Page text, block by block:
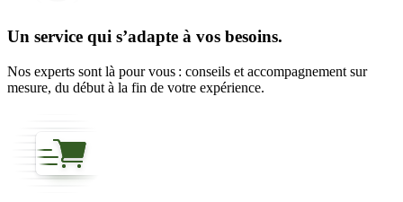
Un service qui s’adapte à vos besoins.
Nos experts sont là pour vous : conseils et accompagnement sur
mesure, du début à la fin de votre expérience.